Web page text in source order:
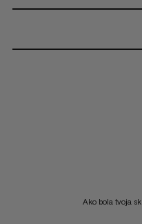
Ako bola tvoja